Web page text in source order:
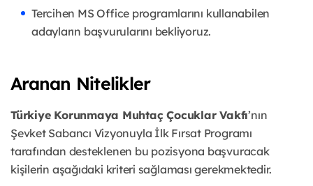
Tercihen MS Office programlarını kullanabilen
adayların başvurularını bekliyoruz.
Aranan Nitelikler
Türkiye Korunmaya Muhtaç Çocuklar Vakfı’nın
Şevket Sabancı Vizyonuyla İlk Fırsat Programı
tarafından desteklenen bu pozisyona başvuracak
kişilerin aşağıdaki kriteri sağlaması gerekmektedir.